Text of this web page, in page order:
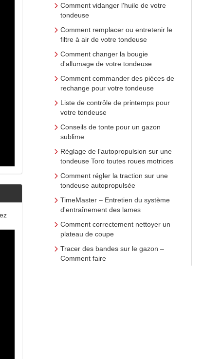
Comment vidanger l'huile de votre
tondeuse
Comment remplacer ou entretenir le
filtre à air de votre tondeuse
Comment changer la bougie
d'allumage de votre tondeuse
Comment commander des pièces de
rechange pour votre tondeuse
Liste de contrôle de printemps pour
votre tondeuse
Conseils de tonte pour un gazon
sublime
Réglage de l'autopropulsion sur une
tondeuse Toro toutes roues motrices
Comment régler la traction sur une
tondeuse autopropulsée
TimeMaster – Entretien du système
d'entraînement des lames
Comment correctement nettoyer un
plateau de coupe
Tracer des bandes sur le gazon –
Comment faire